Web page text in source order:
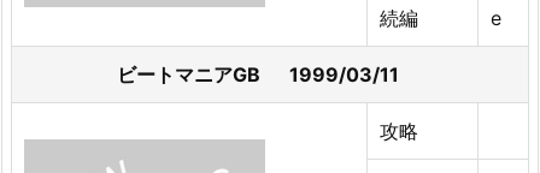
続編 e
ビートマニアGB 1999/03/11
攻略